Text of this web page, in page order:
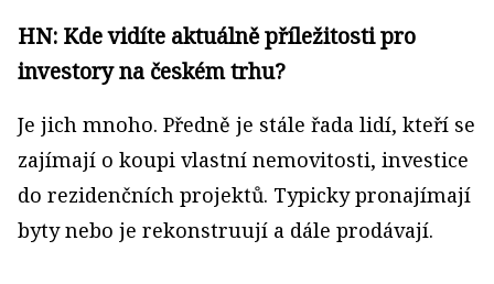
HN: Kde vidíte aktuálně příležitosti pro
investory na českém trhu?
Je jich mnoho. Předně je stále řada lidí, kteří se
zajímají o koupi vlastní nemovitosti, investice
do rezidenčních projektů. Typicky pronajímají
byty nebo je rekonstruují a dále prodávají.